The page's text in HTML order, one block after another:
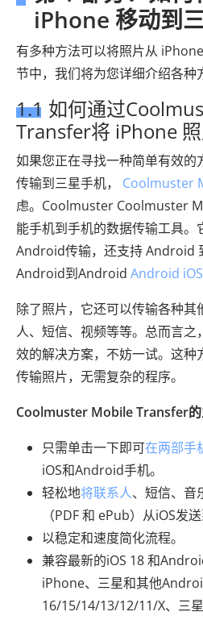
iPhone 移动到
有多种方法可以将照片从
节中，我们将为您详细介绍各种
1.1 如何通过
Transfer将 iPhone
如果您正在寻找一种简单有效
传输到三星手机， Coolmuster
虑。Coolmuster Coolmuster
能手机到手机的数据传输工具。
Android传输，还支持 Android
Android到Android Android
除了照片，它还可以传输各种其
人、短信、视频等等。总而言之
效的解决方案，不妨一试。这种
传输照片，无需复杂的程序。
Coolmuster Mobile Transfer的
只需单击一下即可在两部手
iOS和Android手机。
轻松地将联系人、短信、音
（PDF 和 ePub）从iOS发
以稳定和速度简化流程。
兼容最新的iOS 18 和
iPhone、三星和其他
16/15/14/13/12/11/X、三